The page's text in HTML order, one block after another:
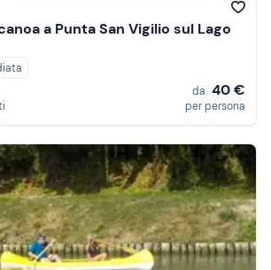
a Punta San Vigilio sul Lago
da 40 €
per persona